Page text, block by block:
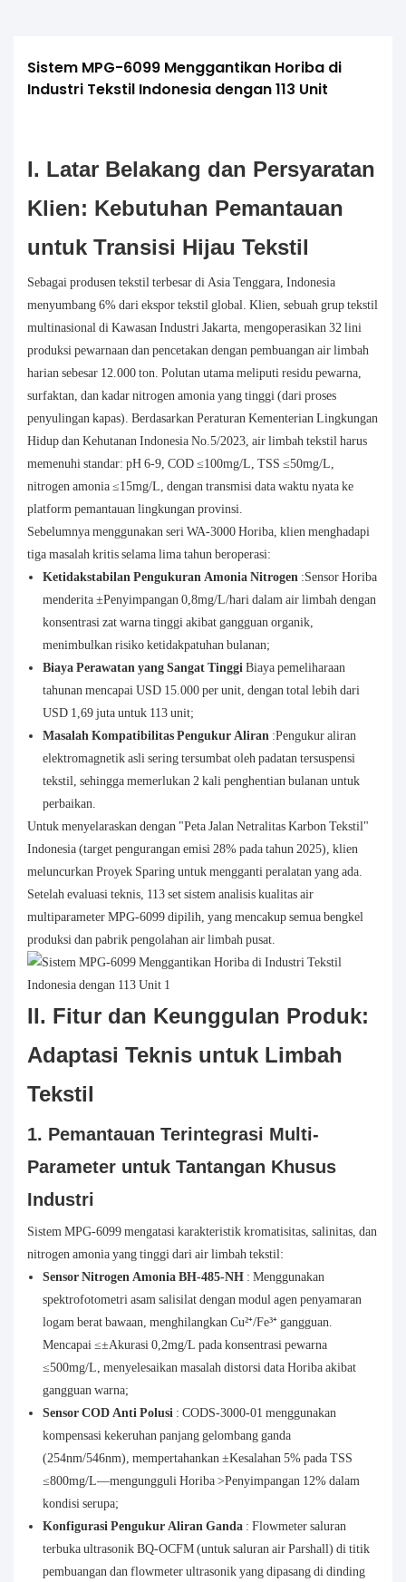
Sistem MPG-6099 Menggantikan Horiba di
Industri Tekstil Indonesia dengan 113 Unit
I. Latar Belakang dan Persyaratan
Klien: Kebutuhan Pemantauan
untuk Transisi Hijau Tekstil
Sebagai produsen tekstil terbesar di Asia Tenggara, Indonesia
menyumbang 6% dari ekspor tekstil global. Klien, sebuah grup tekstil
multinasional di Kawasan Industri Jakarta, mengoperasikan 32 lini
produksi pewarnaan dan pencetakan dengan pembuangan air limbah
harian sebesar 12.000 ton. Polutan utama meliputi residu pewarna,
surfaktan, dan kadar nitrogen amonia yang tinggi (dari proses
penyulingan kapas). Berdasarkan Peraturan Kementerian Lingkungan
Hidup dan Kehutanan Indonesia No.5/2023, air limbah tekstil harus
memenuhi standar: pH 6-9, COD ≤100mg/L, TSS ≤50mg/L,
nitrogen amonia ≤15mg/L, dengan transmisi data waktu nyata ke
platform pemantauan lingkungan provinsi.
Sebelumnya menggunakan seri WA-3000 Horiba, klien menghadapi
tiga masalah kritis selama lima tahun beroperasi:
Ketidakstabilan Pengukuran Amonia Nitrogen :Sensor Horiba
menderita ±Penyimpangan 0,8mg/L/hari dalam air limbah dengan
konsentrasi zat warna tinggi akibat gangguan organik,
menimbulkan risiko ketidakpatuhan bulanan;
Biaya Perawatan yang Sangat TinggiBiaya pemeliharaan
tahunan mencapai USD 15.000 per unit, dengan total lebih dari
USD 1,69 juta untuk 113 unit;
Masalah Kompatibilitas Pengukur Aliran :Pengukur aliran
elektromagnetik asli sering tersumbat oleh padatan tersuspensi
tekstil, sehingga memerlukan 2 kali penghentian bulanan untuk
perbaikan.
Untuk menyelaraskan dengan "Peta Jalan Netralitas Karbon Tekstil"
Indonesia (target pengurangan emisi 28% pada tahun 2025), klien
meluncurkan Proyek Sparing untuk mengganti peralatan yang ada.
Setelah evaluasi teknis, 113 set sistem analisis kualitas air
multiparameter MPG-6099 dipilih, yang mencakup semua bengkel
produksi dan pabrik pengolahan air limbah pusat.
II. Fitur dan Keunggulan Produk:
Adaptasi Teknis untuk Limbah
Tekstil
1. Pemantauan Terintegrasi Multi-
Parameter untuk Tantangan Khusus
Industri
Sistem MPG-6099 mengatasi karakteristik kromatisitas, salinitas, dan
nitrogen amonia yang tinggi dari air limbah tekstil:
Sensor Nitrogen Amonia BH-485-NH : Menggunakan
spektrofotometri asam salisilat dengan modul agen penyamaran
logam berat bawaan, menghilangkan Cu²⁺/Fe³⁺ gangguan.
Mencapai ≤±Akurasi 0,2mg/L pada konsentrasi pewarna
≤500mg/L, menyelesaikan masalah distorsi data Horiba akibat
gangguan warna;
Sensor COD Anti Polusi : CODS-3000-01 menggunakan
kompensasi kekeruhan panjang gelombang ganda
(254nm/546nm), mempertahankan ±Kesalahan 5% pada TSS
≤800mg/L—mengungguli Horiba >Penyimpangan 12% dalam
kondisi serupa;
Konfigurasi Pengukur Aliran Ganda : Flowmeter saluran
terbuka ultrasonik BQ-OCFM (untuk saluran air Parshall) di titik
pembuangan dan flowmeter ultrasonik yang dipasang di dinding